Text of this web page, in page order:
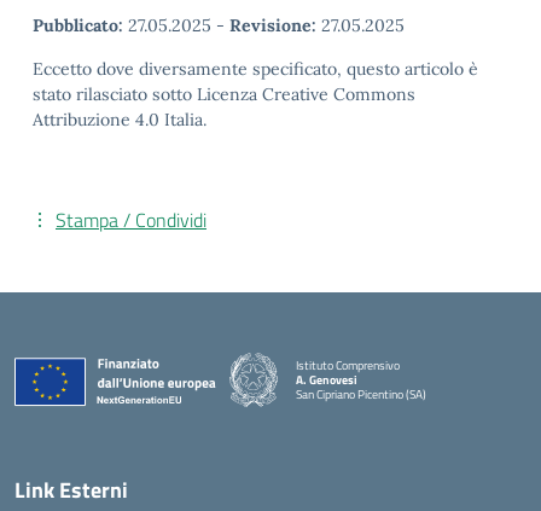
Pubblicato: 27.05.2025 - Revisione: 27.05.2025
Eccetto dove diversamente specificato, questo articolo è
stato rilasciato sotto Licenza Creative Commons
Attribuzione 4.0 Italia.
Stampa / Condividi
Istituto Comprensivo
A. Genovesi
San Cipriano Picentino (SA)
— Visita la pagina iniziale della scuola
Link Esterni